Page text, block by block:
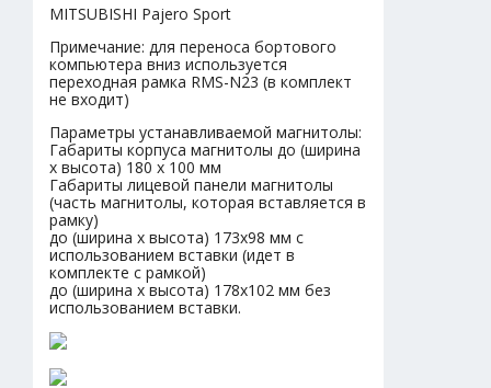
MITSUBISHI Pajero Sport
Примечание: для переноса бортового
компьютера вниз используется
переходная рамка RMS-N23 (в комплект
не входит)
Параметры устанавливаемой магнитолы:
Габариты корпуса магнитолы до (ширина
х высота) 180 х 100 мм
Габариты лицевой панели магнитолы
(часть магнитолы, которая вставляется в
рамку)
до (ширина х высота) 173х98 мм с
использованием вставки (идет в
комплекте с рамкой)
до (ширина х высота) 178х102 мм без
использованием вставки.